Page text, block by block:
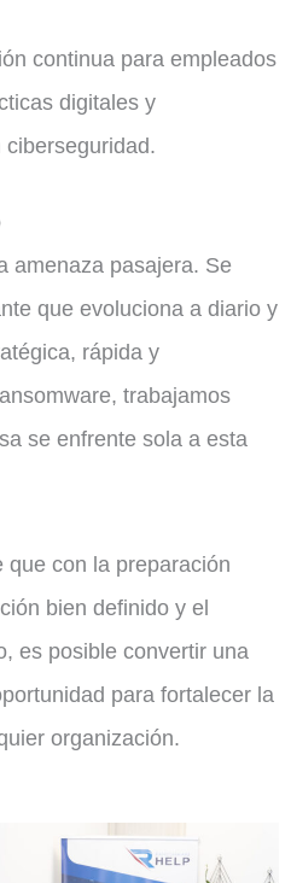
continua para empleados
digitales y
amenaza pasajera. Se
que evoluciona a diario y
rápida y
trabajamos
se enfrente sola a esta
que con la preparación
bien definido y el
es posible convertir una
para fortalecer la
organización.